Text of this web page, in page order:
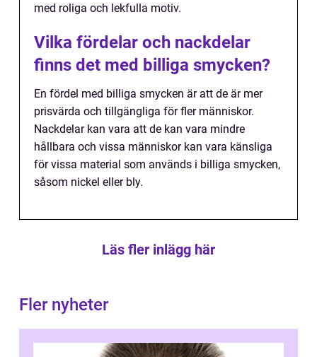
med roliga och lekfulla motiv.
Vilka fördelar och nackdelar
finns det med billiga smycken?
En fördel med billiga smycken är att de är mer
prisvärda och tillgängliga för fler människor.
Nackdelar kan vara att de kan vara mindre
hållbara och vissa människor kan vara känsliga
för vissa material som används i billiga smycken,
såsom nickel eller bly.
Läs fler inlägg här
Fler nyheter